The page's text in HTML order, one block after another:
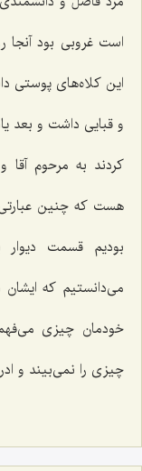
است غروبی بود آنجا
این کلاه‌های
و قبایی داشت و بعد
کردند به مرحوم آقا
هست که چنین عبارتی
بودیم قسمت
می‌دانستیم که
خودمان چیزی
چیزی را نمی‌بیند و